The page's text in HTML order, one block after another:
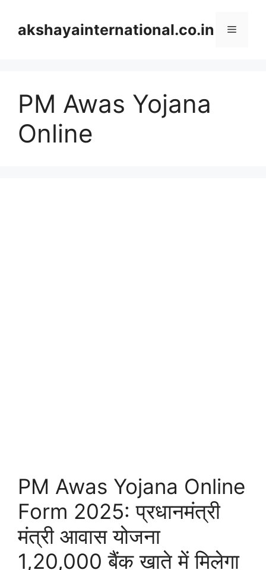
contentakshayainternational.co.in Menu
PM Awas Yojana
Online
PM Awas Yojana Online
Form 2025: प्रधानमंत्री
मंत्री आवास योजना
1,20,000 बैंक खाते में मिलेगा